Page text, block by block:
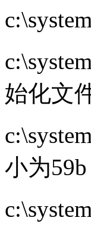
始化文
小为59b